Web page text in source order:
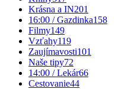
Krásna a IN201
16:00 / Gazdinka158
Filmy149
Vzťahy119
Zaujímavosti101
Naše tipy72
14:00 / Lekár66
Cestovanie44